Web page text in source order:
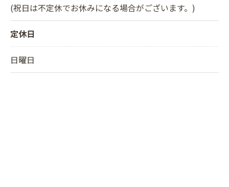
(祝日は不定休でお休みになる場合がございます。)
定休日
日曜日